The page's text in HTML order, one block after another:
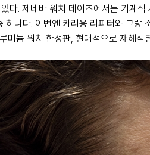
. 제네바 워치 데이즈에서는 기계
나다. 이번엔 카리용 리피터와 그
늄 워치 한정판, 현대적으로 재해석